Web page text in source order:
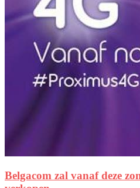
Belgacom zal vanaf deze